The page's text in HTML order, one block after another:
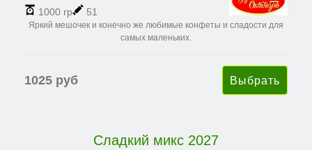
1000 гр 51
Яркий мешочек и конечно же любимые конфеты и сладости для
самых маленьких.
1025 руб
Сладкий микс 2027